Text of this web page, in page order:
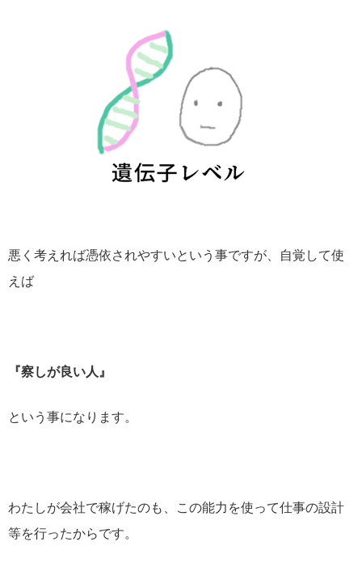
悪く考えれば憑依されやすいという事ですが、自覚して使
えば
『察しが良い人』
という事になります。
わたしが会社で稼げたのも、この能力を使って仕事の設計
等を行ったからです。